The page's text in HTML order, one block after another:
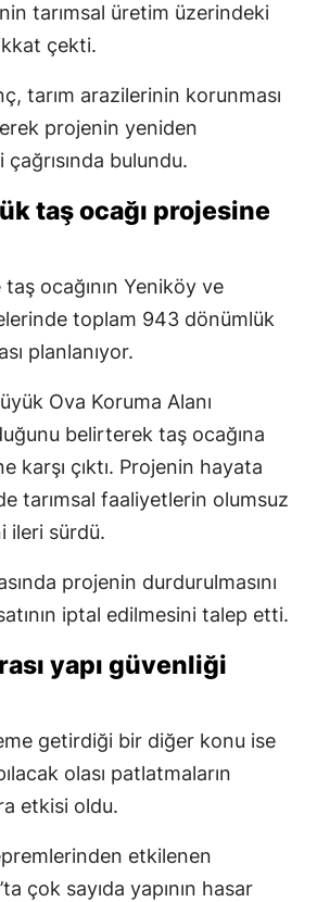
tarımsal üretim üzerindeki
çekti.
tarım arazilerinin korunması
projenin yeniden
bulundu.
taş ocağı projesine
ocağının Yeniköy ve
toplam 943 dönümlük
planlanıyor.
Ova Koruma Alanı
belirterek taş ocağına
karşı çıktı. Projenin hayata
tarımsal faaliyetlerin olumsuz
ileri sürdü.
projenin durdurulmasını
iptal edilmesini talep etti.
yapı güvenliği
getirdiği bir diğer konu ise
olası patlatmaların
etkisi oldu.
etkilenen
çok sayıda yapının hasar